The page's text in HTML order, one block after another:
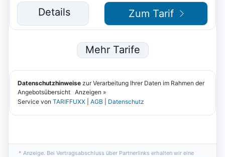
* Anzeige. Bei Vertragsabschluss über Partnerlinks erhalten wir eine